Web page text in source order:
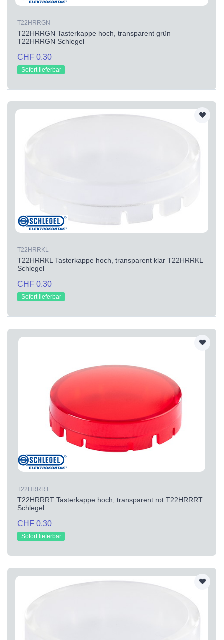
T22HRRGN
T22HRRGN Tasterkappe hoch, transparent grün
T22HRRGN Schlegel
CHF 0.30
Sofort lieferbar
T22HRRKL
T22HRRKL Tasterkappe hoch, transparent klar T22HRRKL
Schlegel
CHF 0.30
Sofort lieferbar
T22HRRRT
T22HRRRT Tasterkappe hoch, transparent rot T22HRRRT
Schlegel
CHF 0.30
Sofort lieferbar